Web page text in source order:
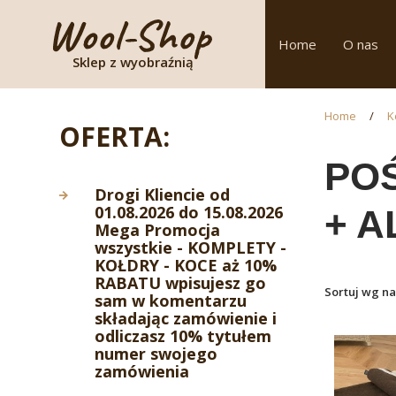
Sklep z wyobraźnią
Home O nas
OFERTA:
Drogi Kliencie od
01.08.2026 do 15.08.2026
Mega Promocja
wszystkie - KOMPLETY -
KOŁDRY - KOCE aż 10%
RABATU wpisujesz go
sam w komentarzu
składając zamówienie i
odliczasz 10% tytułem
numer swojego
zamówienia
Home /
+
Sortuj wg